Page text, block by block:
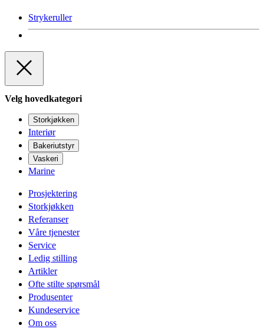
Strykeruller
Velg hovedkategori
Storkjøkken
Interiør
Bakeriutstyr
Vaskeri
Marine
Prosjektering
Storkjøkken
Referanser
Våre tjenester
Service
Ledig stilling
Artikler
Ofte stilte spørsmål
Produsenter
Kundeservice
Om oss